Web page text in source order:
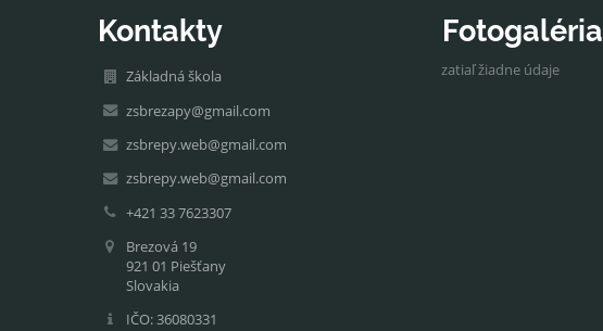
Kontakty
Základná škola
zsbrezapy@gmail.com
zsbrepy.web@gmail.com
zsbrepy.web@gmail.com
+421 33 7623307
Brezová 19
921 01 Piešťany
Slovakia
IČO: 36080331
Fotogaléria
zatiaľ žiadne údaje